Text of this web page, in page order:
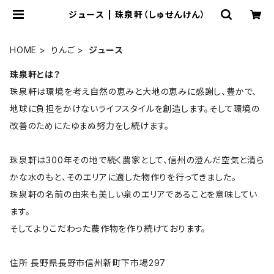
ジュース | 珠泉軒（しゅせんけん）
HOME りんご ジュース
珠泉軒とは？
珠泉軒は環境を考え自然の恵みと大地の恵みに感謝し、豊かで、
地球に負担をかけないライフスタイルを創造します。そして環境の
改善のためにたゆまぬ努力をし続けます。
珠泉軒は300年その地で続く農家として、信州の澄んだ空気と清ら
かな水のもと、そのエリアに適した物作りを行ってきました。
珠泉軒の名前の由来も美しい泉のエリアであることを意味してい
ます。
そしてよりこだわった農作物を作り続けております。
住所 長野県長野市信州新町下市場297